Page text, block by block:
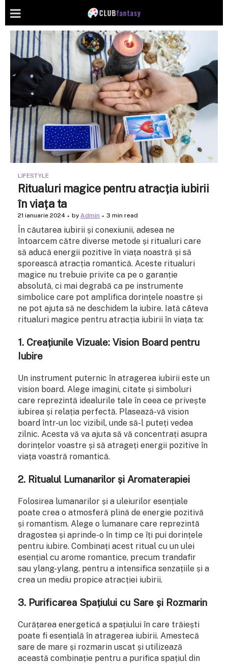
LIFESTYLE
Ritualuri magice pentru atracția iubirii
în viața ta
21 ianuarie 2024 by Admin 3 min read
În căutarea iubirii și conexiunii, adesea ne
întoarcem către diverse metode și ritualuri care
să aducă energii pozitive în viața noastră și să
sporească atracția romantică. Aceste ritualuri
magice nu trebuie privite ca pe o garanție
absolută, ci mai degrabă ca pe instrumente
simbolice care pot amplifica dorințele noastre și
ne pot ajuta să ne deschidem la iubire. Iată câteva
ritualuri magice pentru atracția iubirii în viața ta:
1. Creațiunile Vizuale: Vision Board pentru
Iubire
Un instrument puternic în atragerea iubirii este un
vision board. Alege imagini, citate și simboluri
care reprezintă idealurile tale în ceea ce privește
iubirea și relația perfectă. Plasează-vă vision
board într-un loc vizibil, unde să-l puteți vedea
zilnic. Acesta vă va ajuta să vă concentrați asupra
dorințelor voastre și să atrageți energii pozitive în
viața voastră romantică.
2. Ritualul Lumanarilor și Aromaterapiei
Folosirea lumanarilor și a uleiurilor esențiale
poate crea o atmosferă plină de energie pozitivă
și romantism. Alege o lumanare care reprezintă
dragostea și aprinde-o în timp ce îți pui dorințele
pentru iubire. Combinați acest ritual cu un ulei
esențial cu arome romantice, precum trandafir
sau ylang-ylang, pentru a intensifica senzațiile și a
crea un mediu propice atracției iubirii.
3. Purificarea Spațiului cu Sare și Rozmarin
Curățarea energetică a spațiului în care trăiești
poate fi esențială în atragerea iubirii. Amestecă
sare de mare și rozmarin uscat și utilizează
această combinație pentru a purifica spațiul din